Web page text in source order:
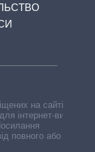
на сайті,
інтернет-видань
повного або